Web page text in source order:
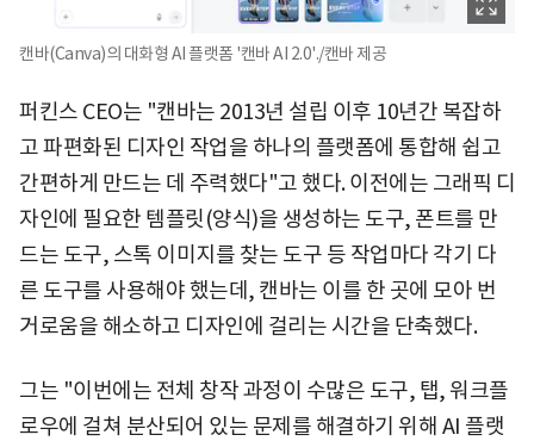
캔바(Canva)의 대화형 AI 플랫폼 '캔바 AI 2.0'./캔바 제공
퍼킨스 CEO는 "캔바는 2013년 설립 이후 10년간 복잡하
고 파편화된 디자인 작업을 하나의 플랫폼에 통합해 쉽고
간편하게 만드는 데 주력했다"고 했다. 이전에는 그래픽 디
자인에 필요한 템플릿(양식)을 생성하는 도구, 폰트를 만
드는 도구, 스톡 이미지를 찾는 도구 등 작업마다 각기 다
른 도구를 사용해야 했는데, 캔바는 이를 한 곳에 모아 번
거로움을 해소하고 디자인에 걸리는 시간을 단축했다.
그는 "이번에는 전체 창작 과정이 수많은 도구, 탭, 워크플
로우에 걸쳐 분산되어 있는 문제를 해결하기 위해 AI 플랫